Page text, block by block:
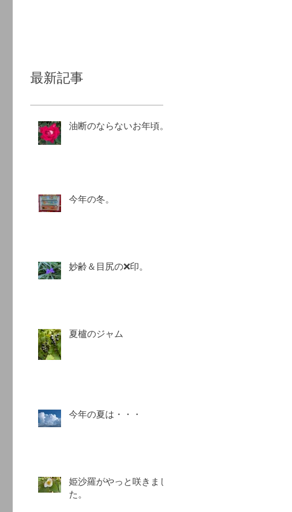
最新記事
油断のならないお年頃。
今年の冬。
妙齢＆目尻の❌印。
夏櫨のジャム
今年の夏は・・・
姫沙羅がやっと咲きまし
た。